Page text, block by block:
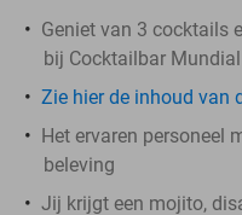
Geniet van 3 cocktails
bij Cocktailbar Mundial
Zie hier de inhoud van
Het ervaren personeel
beleving
Jij krijgt een mojito,